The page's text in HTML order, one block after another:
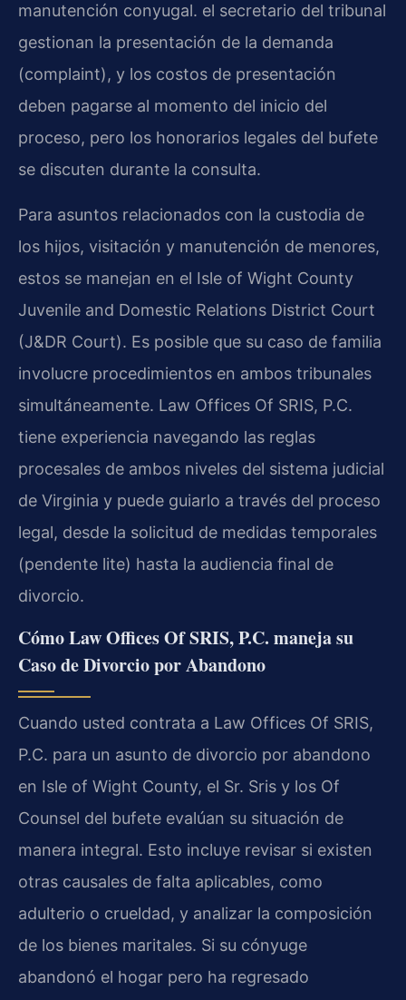
manutención conyugal. el secretario del tribunal
gestionan la presentación de la demanda
(complaint), y los costos de presentación
deben pagarse al momento del inicio del
proceso, pero los honorarios legales del bufete
se discuten durante la consulta.
Para asuntos relacionados con la custodia de
los hijos, visitación y manutención de menores,
estos se manejan en el Isle of Wight County
Juvenile and Domestic Relations District Court
(J&DR Court). Es posible que su caso de familia
involucre procedimientos en ambos tribunales
simultáneamente. Law Offices Of SRIS, P.C.
tiene experiencia navegando las reglas
procesales de ambos niveles del sistema judicial
de Virginia y puede guiarlo a través del proceso
legal, desde la solicitud de medidas temporales
(pendente lite) hasta la audiencia final de
divorcio.
Cómo Law Offices Of SRIS, P.C. maneja su
Caso de Divorcio por Abandono
Cuando usted contrata a Law Offices Of SRIS,
P.C. para un asunto de divorcio por abandono
en Isle of Wight County, el Sr. Sris y los Of
Counsel del bufete evalúan su situación de
manera integral. Esto incluye revisar si existen
otras causales de falta aplicables, como
adulterio o crueldad, y analizar la composición
de los bienes maritales. Si su cónyuge
abandonó el hogar pero ha regresado